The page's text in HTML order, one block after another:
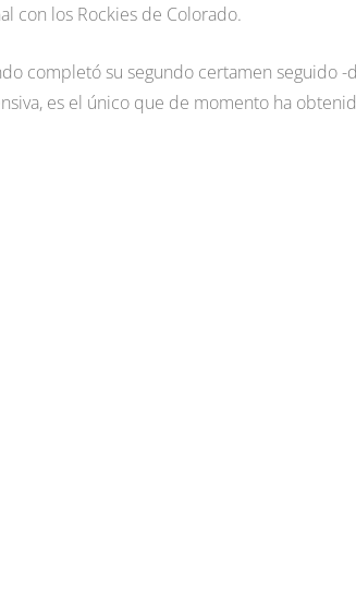
con los Rockies de Colorado.
completó su segundo certamen seguido -
es el único que de momento ha